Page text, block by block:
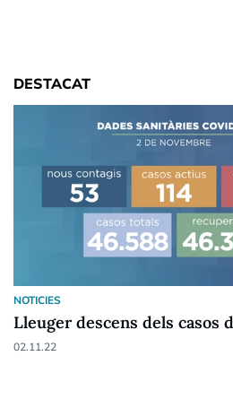
DESTACAT
NOTICIES
Lleuger descens dels casos
02.11.22